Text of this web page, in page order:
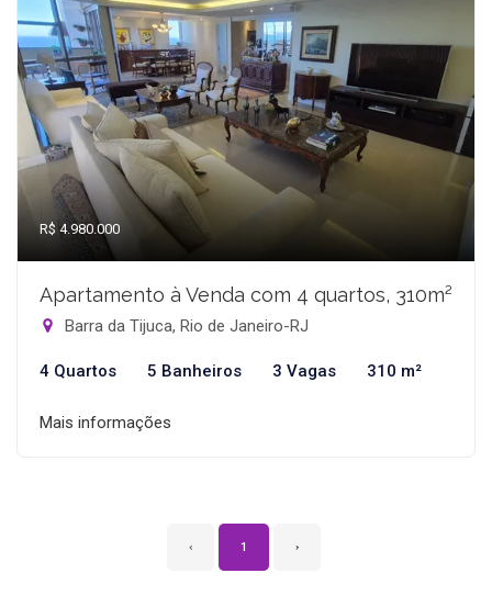
R$ 4.980.000
Apartamento à Venda com 4 quartos, 310m²
Barra da Tijuca, Rio de Janeiro-RJ
4 Quartos 5 Banheiros 3 Vagas 310 m²
Mais informações
‹ 1 ›